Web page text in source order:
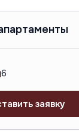
6
заявку